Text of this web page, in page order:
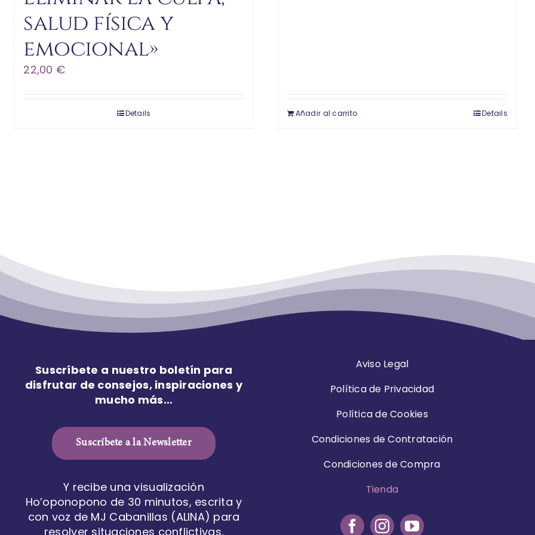
salud física y
emocional»
22,00 €
Details Añadir al carrito Details
Suscríbete a nuestro boletín para
disfrutar de consejos, inspiraciones y
mucho más…
Suscríbete a la Newsletter
Y recibe una visualización
Ho’oponopono de 30 minutos, escrita y
con voz de MJ Cabanillas (ALINA) para
resolver situaciones conflictivas.
Aviso Legal
Política de Privacidad
Política de Cookies
Condiciones de Contratación
Condiciones de Compra
Tienda